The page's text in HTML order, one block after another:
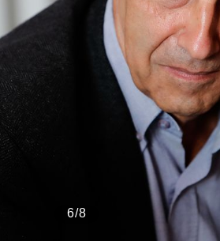
の国から』倉本聰氏（91...
もっと見る
もっと見る
6/8